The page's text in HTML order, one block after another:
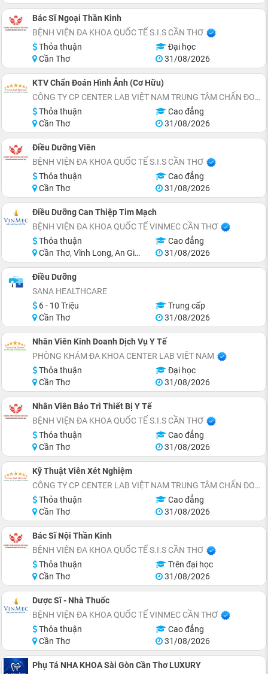
Bác Sĩ Ngoại Thần Kinh
BỆNH VIỆN ĐA KHOA QUỐC TẾ S.I.S CẦN THƠ
Thỏa thuận
Đại học
Cần Thơ
31/08/2026
KTV Chẩn Đoán Hình Ảnh (Cơ Hữu)
CÔNG TY CP CENTER LAB VIỆT NAM TRUNG TÂM CHẨN ĐOÁN Y KHOA
Thỏa thuận
Cao đẳng
Cần Thơ
31/08/2026
Điều Dưỡng Viên
BỆNH VIỆN ĐA KHOA QUỐC TẾ S.I.S CẦN THƠ
Thỏa thuận
Cao đẳng
Cần Thơ
31/08/2026
Điều Dưỡng Can Thiệp Tim Mạch
BỆNH VIỆN ĐA KHOA QUỐC TẾ VINMEC CẦN THƠ
Thỏa thuận
Cao đẳng
Cần Thơ, Vĩnh Long, An Giang, Hậu Giang
31/08/2026
Điều Dưỡng
SANA HEALTHCARE
6 - 10 Triệu
Trung cấp
Cần Thơ
31/08/2026
Nhân Viên Kinh Doanh Dịch Vụ Y Tế
PHÒNG KHÁM ĐA KHOA CENTER LAB VIỆT NAM
Thỏa thuận
Đại học
Cần Thơ
31/08/2026
Nhân Viên Bảo Trì Thiết Bị Y Tế
BỆNH VIỆN ĐA KHOA QUỐC TẾ S.I.S CẦN THƠ
Thỏa thuận
Cao đẳng
Cần Thơ
31/08/2026
Kỹ Thuật Viên Xét Nghiệm
CÔNG TY CP CENTER LAB VIỆT NAM TRUNG TÂM CHẨN ĐOÁN Y KHOA
Thỏa thuận
Cao đẳng
Cần Thơ
31/08/2026
Bác Sĩ Nội Thần Kinh
BỆNH VIỆN ĐA KHOA QUỐC TẾ S.I.S CẦN THƠ
Thỏa thuận
Trên đại học
Cần Thơ
31/08/2026
Dược Sĩ - Nhà Thuốc
BỆNH VIỆN ĐA KHOA QUỐC TẾ VINMEC CẦN THƠ
Thỏa thuận
Cao đẳng
Cần Thơ
31/08/2026
Phụ Tá NHA KHOA Sài Gòn Cần Thơ LUXURY